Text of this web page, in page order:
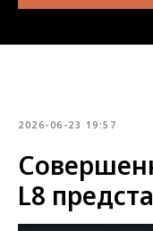
2026-06-23 19:57
L8